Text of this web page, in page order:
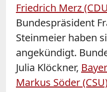
Friedrich Merz
Bundespräsident
Steinmeier haben
angekündigt.
Julia Klöckner,
Markus Söder